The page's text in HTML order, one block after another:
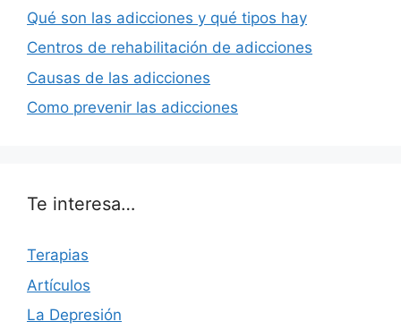
Qué son las adicciones y qué tipos hay
Centros de rehabilitación de adicciones
Causas de las adicciones
Como prevenir las adicciones
Te interesa…
Terapias
Artículos
La Depresión